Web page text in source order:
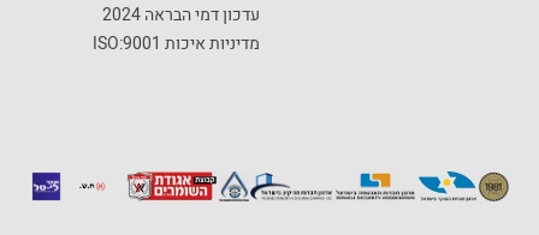
עדכון דמי הבראה 2024
מדיניות איכות ISO:9001